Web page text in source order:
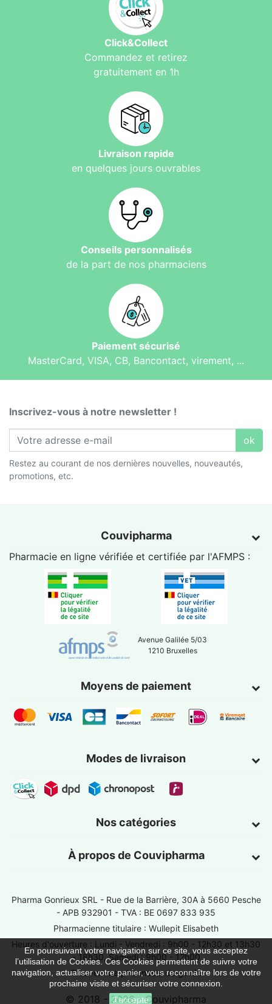
Click&Collect
Commandez et retirez
gratuitement en 1h
Livraison rapide
en quelques jours ouvrables
Conseils personnalisés
de la part de nos pharmaciens
Paiement sécurisé
MasterCard, VISA, CB, Bancontact, virement, ...
Inscrivez-vous à notre newsletter !
ok
Restez au courant de nos dernières nouvelles, nouveautés,
promotions, etc.
Couvipharma
Pharmacie en ligne vérifiée et certifiée par l'AFMPS :
Avenue Galilée 5/03
1210 Bruxelles
Moyens de paiement
Modes de livraison
Nos catégories
À propos de Couvipharma
En poursuivant votre navigation sur ce site, vous acceptez
l’utilisation de Cookies. Ces Cookies permettent de suivre votre
navigation, actualiser votre panier, vous reconnaître lors de votre
prochaine visite et sécuriser votre connexion.
J'accepte
Pharma Gonrieux SRL - Rue de la Barrière, 30A à 5660 Pesche
- APB 932901 - TVA : BE 0697 833 935
Pharmacienne titulaire : Wullepit Elisabeth
Heures d'ouverture : Lundi - Vendredi : 9h00 - 12h30 et 13h30
- 18h30, Samedi : 9h00 - 12h00
Trouver une pharmacie de garde
© 2018 - 2026 - Couvipharma